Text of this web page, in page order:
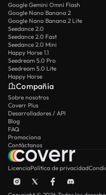
Google Gemini Omni Flash
Google Nano Banana 2
Google Nano Banana 2 Lite
Seedance 2.0
Seedance 2.0 Fast
Seedance 2.0 Mini
Happy Horse 1.1
Seedream 5.0 Pro
Seedream 5.0 Lite
Happy Horse
Compañía
Sobre nosotros
Coverr Plus
Desarrolladores / API
Blog
FAQ
Promociona
Contáctanos
LicenciaPolítica de privacidad